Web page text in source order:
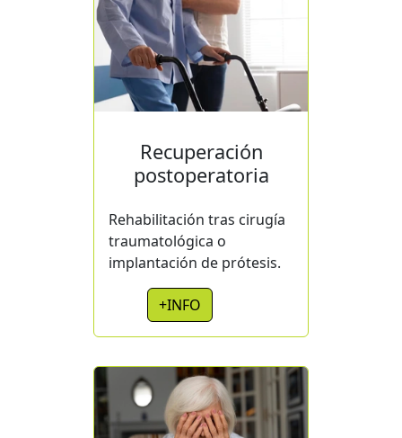
Recuperación
postoperatoria
Rehabilitación tras cirugía
traumatológica o
implantación de prótesis.
+INFO